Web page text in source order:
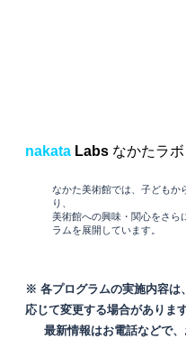
nakata Labs なかたラボ
なかた美術館では、子どもか
り、
美術館への興味・関心をさら
ラムを展開しています。
※ 各プログラムの実施内容は
応じて変更する場合があります
最新情報はお電話などで、